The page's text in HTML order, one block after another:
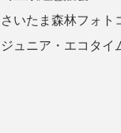
さいたま森林フォト
ジュニア・エコタイ